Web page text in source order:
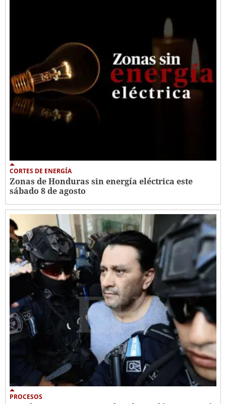
CORTES DE ENERGÍA
Zonas de Honduras sin energía eléctrica este
sábado 8 de agosto
PROCESOS